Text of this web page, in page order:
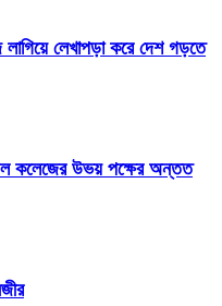
লেখাপড়া করে দেশ গড়তে
কলেজের উভয় পক্ষের অন্তত